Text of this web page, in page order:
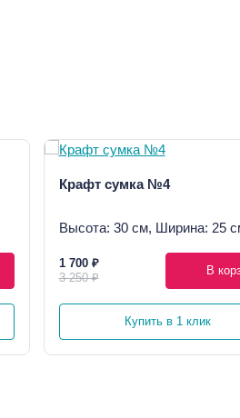
Крафт сумка №4
Высота: 30 см, Ширина: 25
1 700 ₽
3 250 ₽
В
Купить в 1 клик